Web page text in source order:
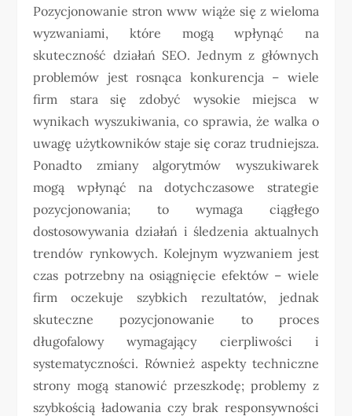
Pozycjonowanie stron www wiąże się z wieloma
wyzwaniami, które mogą wpłynąć na
skuteczność działań SEO. Jednym z głównych
problemów jest rosnąca konkurencja – wiele
firm stara się zdobyć wysokie miejsca w
wynikach wyszukiwania, co sprawia, że walka o
uwagę użytkowników staje się coraz trudniejsza.
Ponadto zmiany algorytmów wyszukiwarek
mogą wpłynąć na dotychczasowe strategie
pozycjonowania; to wymaga ciągłego
dostosowywania działań i śledzenia aktualnych
trendów rynkowych. Kolejnym wyzwaniem jest
czas potrzebny na osiągnięcie efektów – wiele
firm oczekuje szybkich rezultatów, jednak
skuteczne pozycjonowanie to proces
długofalowy wymagający cierpliwości i
systematyczności. Również aspekty techniczne
strony mogą stanowić przeszkodę; problemy z
szybkością ładowania czy brak responsywności